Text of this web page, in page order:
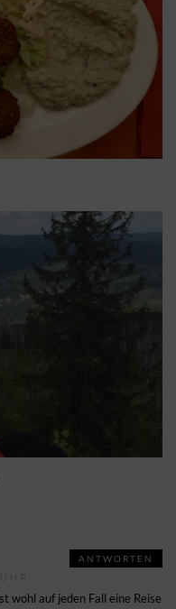
wohl auf jeden Fall eine Reise
ANTWORTEN